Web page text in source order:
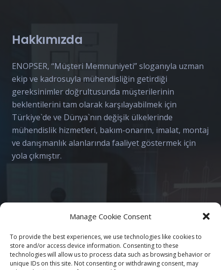
Manage Cookie Consent
To provide the best experiences, we use technologies like cookies to
store and/or access device information. Consenting to these
technologies will allow us to process data such as browsing behavior or
unique IDs on this site. Not consenting or withdrawing consent, may
Hakkımızda
ENOPSER, “Müşteri Memnuniyeti” sloganıyla uzman
ekip ve kadrosuyla mühendisliğin getirdiği
gereksinimler doğrultusunda müşterilerinin
beklentilerini tam olarak karşılayabilmek için
Türkiye`de ve Dünya`nın değişik ülkelerinde
mühendislik hizmetleri, bakım-onarım, imalat, montaj
ve danışmanlık alanlarında faaliyet göstermek için
yola çıkmıştır.
info@enopser.com
+ 90 312 236 36 76 (TR)
+ 31 6 27 28 98 22 (NL)